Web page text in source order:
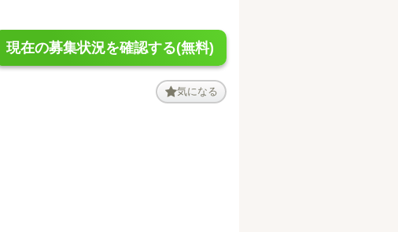
現在の募集状況を確認する(無料)
気になる